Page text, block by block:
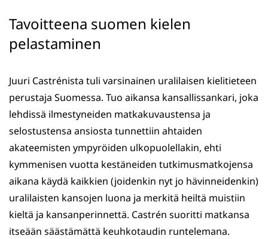
Tavoitteena suomen kielen
pelastaminen
Juuri Castrénista tuli varsinainen uralilaisen kielitieteen
perustaja Suomessa. Tuo aikansa kansallissankari, joka
lehdissä ilmestyneiden matkakuvaustensa ja
selostustensa ansiosta tunnettiin ahtaiden
akateemisten ympyröiden ulkopuolellakin, ehti
kymmenisen vuotta kestäneiden tutkimusmatkojensa
aikana käydä kaikkien (joidenkin nyt jo hävinneidenkin)
uralilaisten kansojen luona ja merkitä heiltä muistiin
kieltä ja kansanperinnettä. Castrén suoritti matkansa
itseään säästämättä keuhkotaudin runtelemana.